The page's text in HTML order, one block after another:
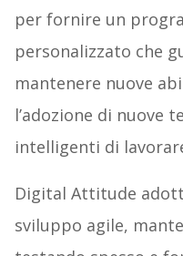
per fornire un
personalizzato che
mantenere nuove
l’adozione di nuove
intelligenti di
Digital Attitude
sviluppo agile,